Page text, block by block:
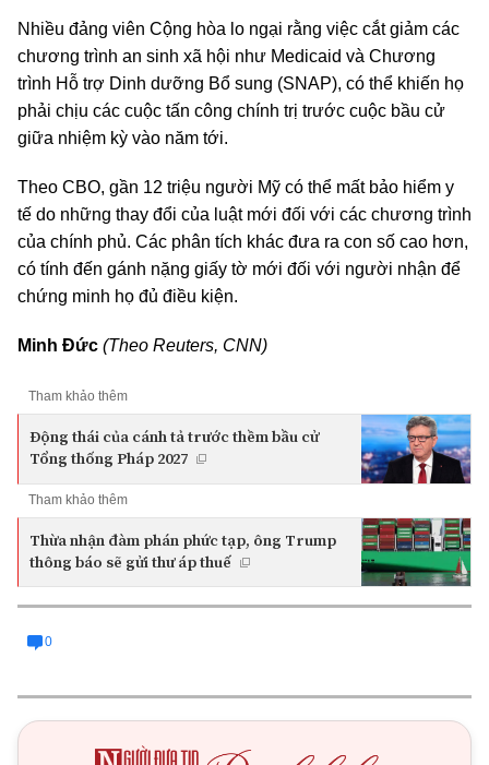
Nhiều đảng viên Cộng hòa lo ngại rằng việc cắt giảm các
chương trình an sinh xã hội như Medicaid và Chương
trình Hỗ trợ Dinh dưỡng Bổ sung (SNAP), có thể khiến họ
phải chịu các cuộc tấn công chính trị trước cuộc bầu cử
giữa nhiệm kỳ vào năm tới.
Theo CBO, gần 12 triệu người Mỹ có thể mất bảo hiểm y
tế do những thay đổi của luật mới đối với các chương trình
của chính phủ. Các phân tích khác đưa ra con số cao hơn,
có tính đến gánh nặng giấy tờ mới đối với người nhận để
chứng minh họ đủ điều kiện.
Minh Đức (Theo Reuters, CNN)
Tham khảo thêm
Động thái của cánh tả trước thềm bầu cử
Tổng thống Pháp 2027
Tham khảo thêm
Thừa nhận đàm phán phức tạp, ông Trump
thông báo sẽ gửi thư áp thuế
0